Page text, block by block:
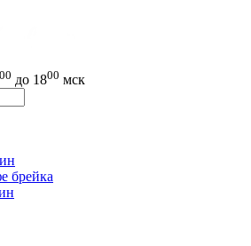
00 до 1800 мск
брейка